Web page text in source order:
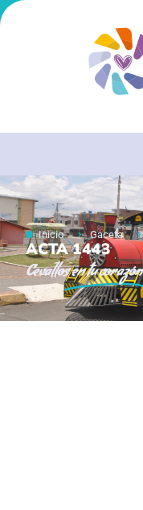
Inicio Gaceta
ACTA 1443
Cevallosen tu corazón